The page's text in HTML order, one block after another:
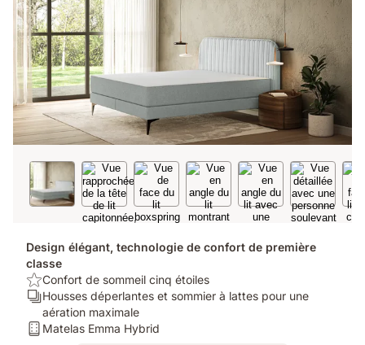
Design élégant, technologie de confort de première
classe
USP/Benefit:
Confort
sommeil
Confort de sommeil cinq étoiles
Ergonomie/Zones:
Housses
déperlantes
Housses déperlantes et sommier à lattes pour une
aération maximale
Matelas:
Matelas Emma Hybrid